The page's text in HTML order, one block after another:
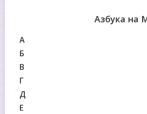
Азбука на
А
Б
В
Г
Д
Е